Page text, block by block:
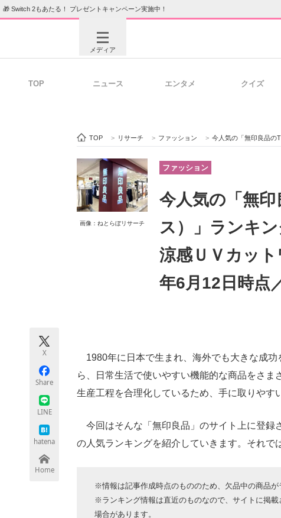
🎁 Switch 2もあたる！ プレゼントキャンペーン実施中！
メディア
ビジネスと働き方のヒント
モノづくり技術者専門サイト エレクトロニク
TOP ニュース エンタメ クイズ
TOP > リサーチ > ファッション > 今人気の「無印良品のTシャツ（レデ
画像：ねとらぼリサーチ
ファッション
今人気の「無
ス）」ランキ
涼感ＵＶカッ
年6月12日時点
X
Share
LINE
hatena
Home
1980年に日本で生まれ、海外でも大きな成功
ら、日常生活で使いやすい機能的な商品をさま
生産工程を合理化しているため、手に取りやす
今回はそんな「無印良品」のサイト上に登録
の人気ランキングを紹介していきます。それで
※情報は記事作成時点のもののため、欠品中の商品が
※ランキング情報は直近のものなので、サイトに掲
場合があります。